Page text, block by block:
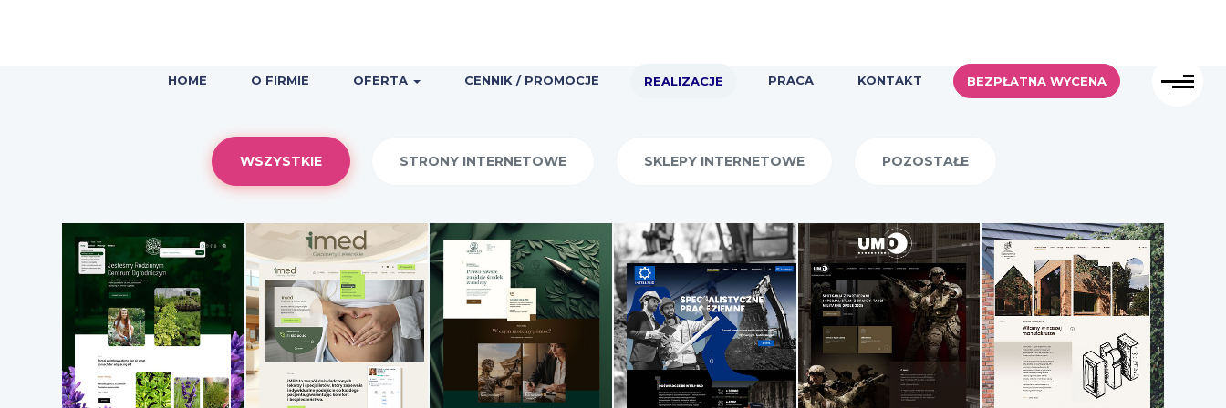
HOME O FIRMIE OFERTA CENNIK / PROMOCJE REALIZACJE PRACA KONTAKT BEZPŁATNA WYCENA
WSZYSTKIE STRONY INTERNETOWE SKLEPY INTERNETOWE POZOSTAŁE
Szkółka
Roślin
iMED Semper Lex Inteli-Bud UMO Cegielnia